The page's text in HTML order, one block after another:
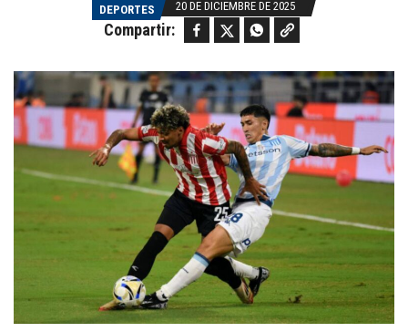
DEPORTES 20 DE DICIEMBRE DE 2025
Compartir: Facebook Twitter WhatsApp Copy link